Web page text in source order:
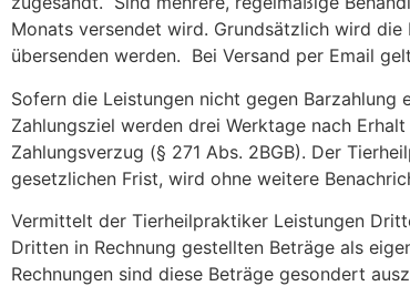
Monats versendet wird. Grundsätzlich wird die
übersenden werden. Bei Versand per Email
Sofern die Leistungen nicht gegen Barzahlung
Zahlungsziel werden drei Werktage nach
Zahlungsverzug (§ 271 Abs. 2BGB). Der
gesetzlichen Frist, wird ohne weitere
Vermittelt der Tierheilpraktiker Leistungen
Dritten in Rechnung gestellten Beträge als
Rechnungen sind diese Beträge gesondert